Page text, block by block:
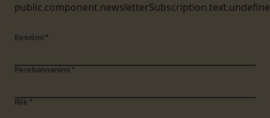
Eesnimi *
Perekonnanimi *
Riik *